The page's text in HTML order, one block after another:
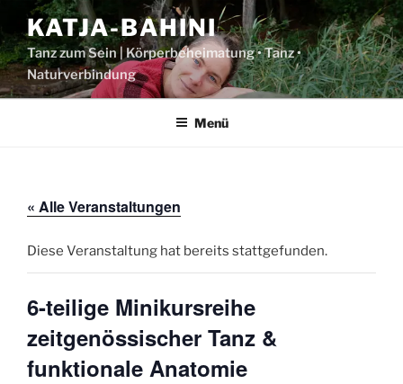
Inhalt
springen
KATJA-BAHINI
Tanz zum Sein | Körperbeheimatung • Tanz •
Naturverbindung
Menü
« Alle Veranstaltungen
Diese Veranstaltung hat bereits stattgefunden.
6-teilige Minikursreihe
zeitgenössischer Tanz &
funktionale Anatomie